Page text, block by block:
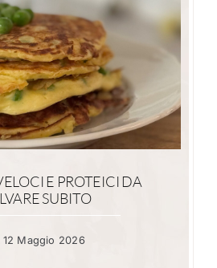
E PROTEICI DA
SUBITO
12 Maggio 2026